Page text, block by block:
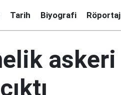
Tarih Biyografi Röportaj
askeri